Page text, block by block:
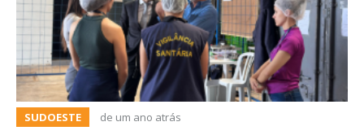
SUDOESTE de um ano atrás